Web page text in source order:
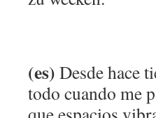
(es) Desde hace
todo cuando me